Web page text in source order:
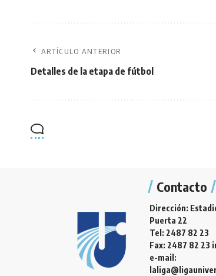
ARTÍCULO ANTERIOR
Detalles de la etapa de fútbol
Contacto
Dirección:
Puerta 22
Tel: 2487 82 23
Fax: 2487 82 23
e-mail: